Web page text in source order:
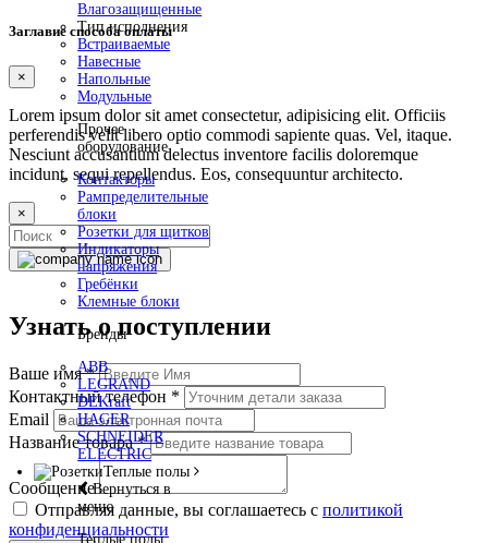
Влагозащищенные
Тип исполнения
Встраиваемые
Навесные
Напольные
Модульные
Прочее
оборудование
Контакторы
Рампределительные
блоки
Розетки для щитков
Индикаторы
напряжения
Гребёнки
Клемные блоки
Бренды
ABB
LEGRAND
DEKraft
HAGER
SCHNEIDER
ELECTRIC
Теплые полы
Вернуться в
меню
Теплые полы
Заглавие способа оплаты
×
Lorem ipsum dolor sit amet consectetur, adipisicing elit. Officiis
perferendis velit libero optio commodi sapiente quas. Vel, itaque.
Nesciunt accusantium delectus inventore facilis doloremque
incidunt, sequi repellendus. Eos, consequuntur architecto.
×
Узнать о поступлении
Ваше имя*
Контактный телефон *
Email
Название товара*
Сообщение
Отправляя данные, вы соглашаетесь с политикой
конфиденциальности